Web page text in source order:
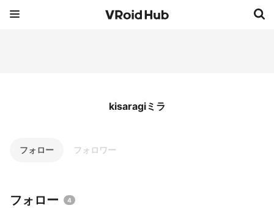
kisaragiミラ
フォロー フォロワー
フォロー 4